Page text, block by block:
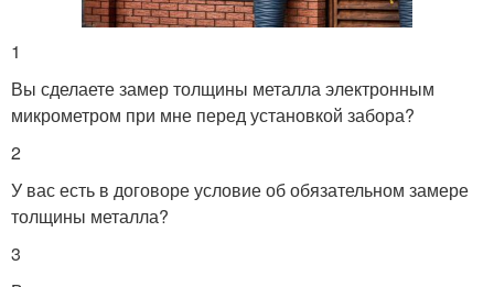
1
Вы сделаете замер толщины металла электронным
микрометром при мне перед установкой забора?
2
У вас есть в договоре условие об обязательном замере
толщины металла?
3